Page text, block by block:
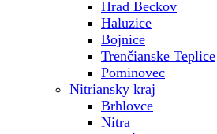
Hrad Beckov
Haluzice
Bojnice
Trenčianske Teplice
Pominovec
Nitriansky kraj
Brhlovce
Nitra